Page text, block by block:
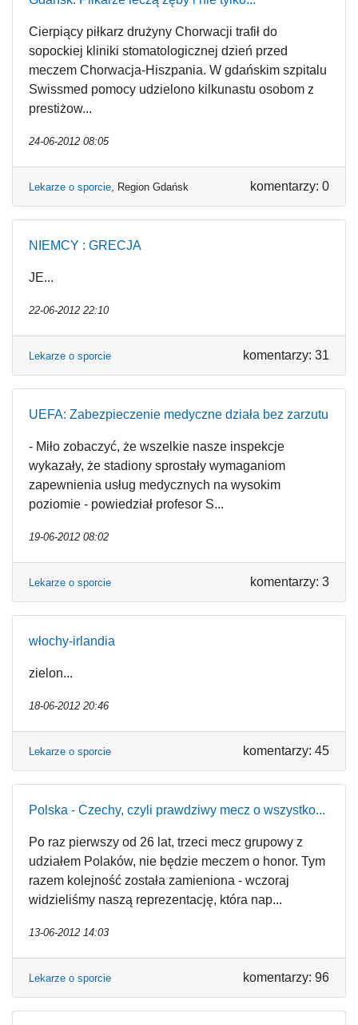
Cierpiący piłkarz drużyny Chorwacji trafił do
sopockiej kliniki stomatologicznej dzień przed
meczem Chorwacja-Hiszpania. W gdańskim szpitalu
Swissmed pomocy udzielono kilkunastu osobom z
prestiżow...
24-06-2012 08:05
Lekarze o sporcie, Region Gdańsk komentarzy: 0
NIEMCY : GRECJA
JE...
22-06-2012 22:10
Lekarze o sporcie komentarzy: 31
UEFA: Zabezpieczenie medyczne działa bez zarzutu
- Miło zobaczyć, że wszelkie nasze inspekcje
wykazały, że stadiony sprostały wymaganiom
zapewnienia usług medycznych na wysokim
poziomie - powiedział profesor S...
19-06-2012 08:02
Lekarze o sporcie komentarzy: 3
włochy-irlandia
zielon...
18-06-2012 20:46
Lekarze o sporcie komentarzy: 45
Polska - Czechy, czyli prawdziwy mecz o wszystko...
Po raz pierwszy od 26 lat, trzeci mecz grupowy z
udziałem Polaków, nie będzie meczem o honor. Tym
razem kolejność została zamieniona - wczoraj
widzieliśmy naszą reprezentację, która nap...
13-06-2012 14:03
Lekarze o sporcie komentarzy: 96